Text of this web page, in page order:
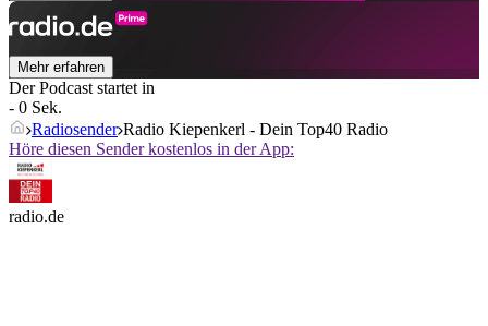
Mehr erfahren
Der Podcast startet in
- 0 Sek.
Radiosender Radio Kiepenkerl - Dein Top40 Radio
Höre diesen Sender kostenlos in der App:
radio.de